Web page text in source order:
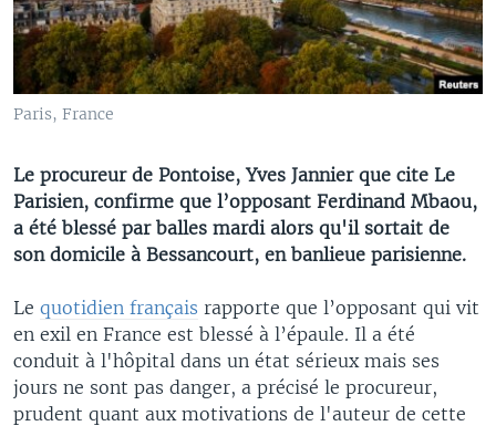
Paris, France
Le procureur de Pontoise, Yves Jannier que cite Le
Parisien, confirme que l’opposant Ferdinand Mbaou,
a été blessé par balles mardi alors qu'il sortait de
son domicile à Bessancourt, en banlieue parisienne.
Le quotidien français rapporte que l’opposant qui vit
en exil en France est blessé à l’épaule. Il a été
conduit à l'hôpital dans un état sérieux mais ses
jours ne sont pas danger, a précisé le procureur,
prudent quant aux motivations de l'auteur de cette